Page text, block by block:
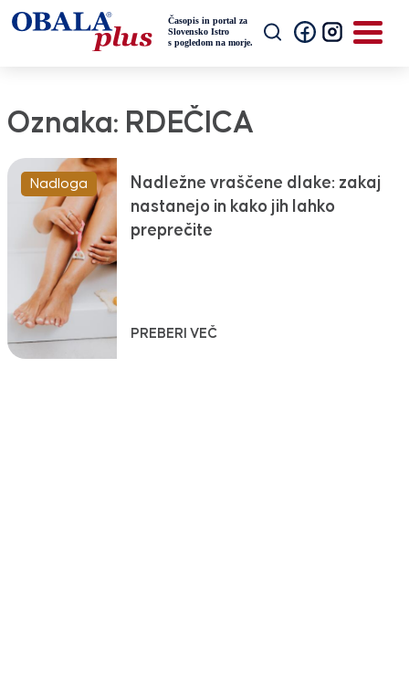
Oznaka: RDEČICA
Nadloga
Nadležne vraščene dlake: zakaj
nastanejo in kako jih lahko
preprečite
PREBERI VEČ